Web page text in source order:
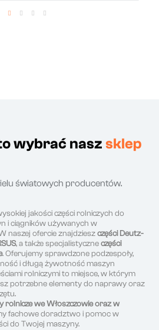
wybrać nasz sklep
światowych producentów.
jakości części rolniczych do
i ciągników używanych w
naszej ofercie znajdzieszczęści Deutz-
, a także specjalistyczneczęści
. Oferujemy sprawdzone podzespoły,
i długą żywotność maszyn
rolniczymi to miejsce, w którym
potrzebne elementy do naprawy oraz
rolnicze we Włoszczowie oraz w
fachowe doradztwo i pomoc w
do Twojej maszyny.